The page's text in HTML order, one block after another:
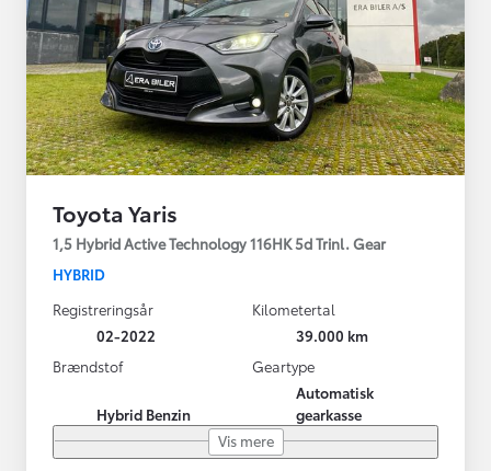
Toyota Yaris
1,5 Hybrid Active Technology 116HK 5d Trinl. Gear
HYBRID
Registreringsår
02-2022
Kilometertal
39.000 km
Brændstof
Hybrid Benzin
Geartype
Automatisk
gearkasse
Vis mere